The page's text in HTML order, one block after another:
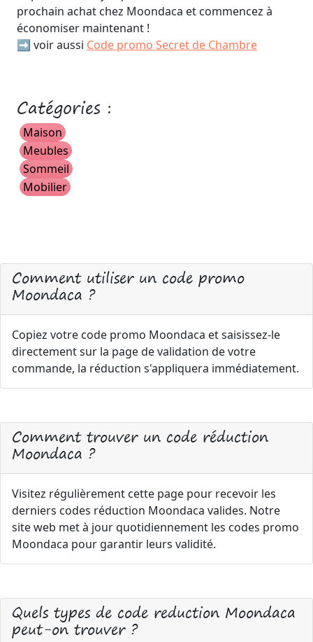
prochain achat chez Moondaca et commencez à
économiser maintenant !
➡️ voir aussi Code promo Secret de Chambre
Catégories :
Maison
Meubles
Sommeil
Mobilier
Comment utiliser un code promo
Moondaca ?
Copiez votre code promo Moondaca et saisissez-le
directement sur la page de validation de votre
commande, la réduction s'appliquera immédiatement.
Comment trouver un code réduction
Moondaca ?
Visitez régulièrement cette page pour recevoir les
derniers codes réduction Moondaca valides. Notre
site web met à jour quotidiennement les codes promo
Moondaca pour garantir leurs validité.
Quels types de code reduction Moondaca
peut-on trouver ?